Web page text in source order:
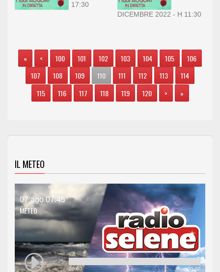
17:30
DICEMBRE 2022 - H 11:30
« < 100 101 102 103 104 105
106
107
108 109 110 111 112 113
114
115
116 117 118 119 120 > »
IL METEO
07 ago 07:45
METEO
00:00 00:27